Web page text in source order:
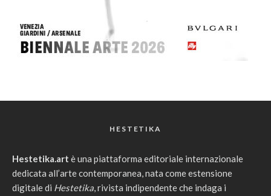
HESTETIKA
Hestetika.art è una piattaforma editoriale internazionale
dedicata all’arte contemporanea, nata come estensione
digitale di Hestetika, rivista indipendente che indaga i